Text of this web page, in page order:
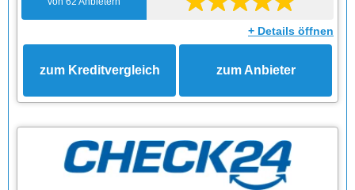
+ Details öffnen
zum Kreditvergleich zum Anbieter